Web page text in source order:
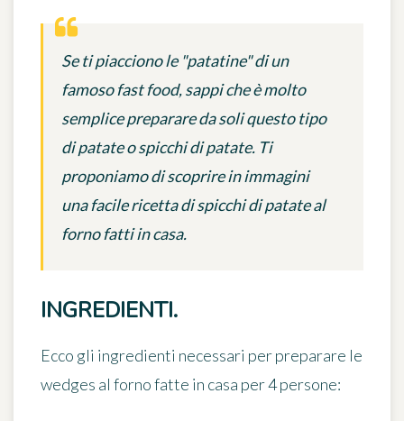
Se ti piacciono le "patatine" di un
famoso fast food, sappi che è molto
semplice preparare da soli questo tipo
di patate o spicchi di patate. Ti
proponiamo di scoprire in immagini
una facile ricetta di spicchi di patate al
forno fatti in casa.
INGREDIENTI.
Ecco gli ingredienti necessari per preparare le
wedges al forno fatte in casa per 4 persone: